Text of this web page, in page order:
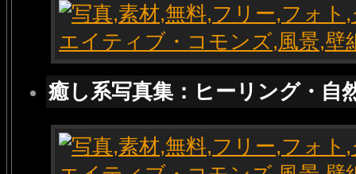
癒し系写真集：ヒーリング・自